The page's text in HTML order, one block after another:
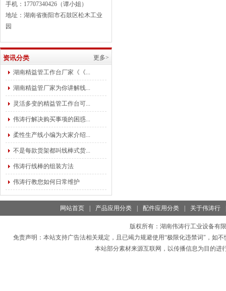
手机：17707340426（谭小姐）
地址：湖南省衡阳市石鼓区松木工业
园
资讯分类 更多>
湖南精益管工作台厂家《《...
湖南精益管厂家为你讲解线...
灵活多变的精益管工作台可...
伟涛行解决购买事项的困惑...
柔性生产线小编为大家介绍...
不是每款货架都叫线棒式货...
伟涛行线棒的组装方法
伟涛行教您如何日常维护
网站首页 产品应用分类 配件应用分类 关于伟涛行
版权所有： 湖南伟涛行工业设备有
免责声明：本站支持广告法相关规定，且已竭力规避使用“极限化违禁词"，如
本站部分素材来源互联网，以传播信息为目的